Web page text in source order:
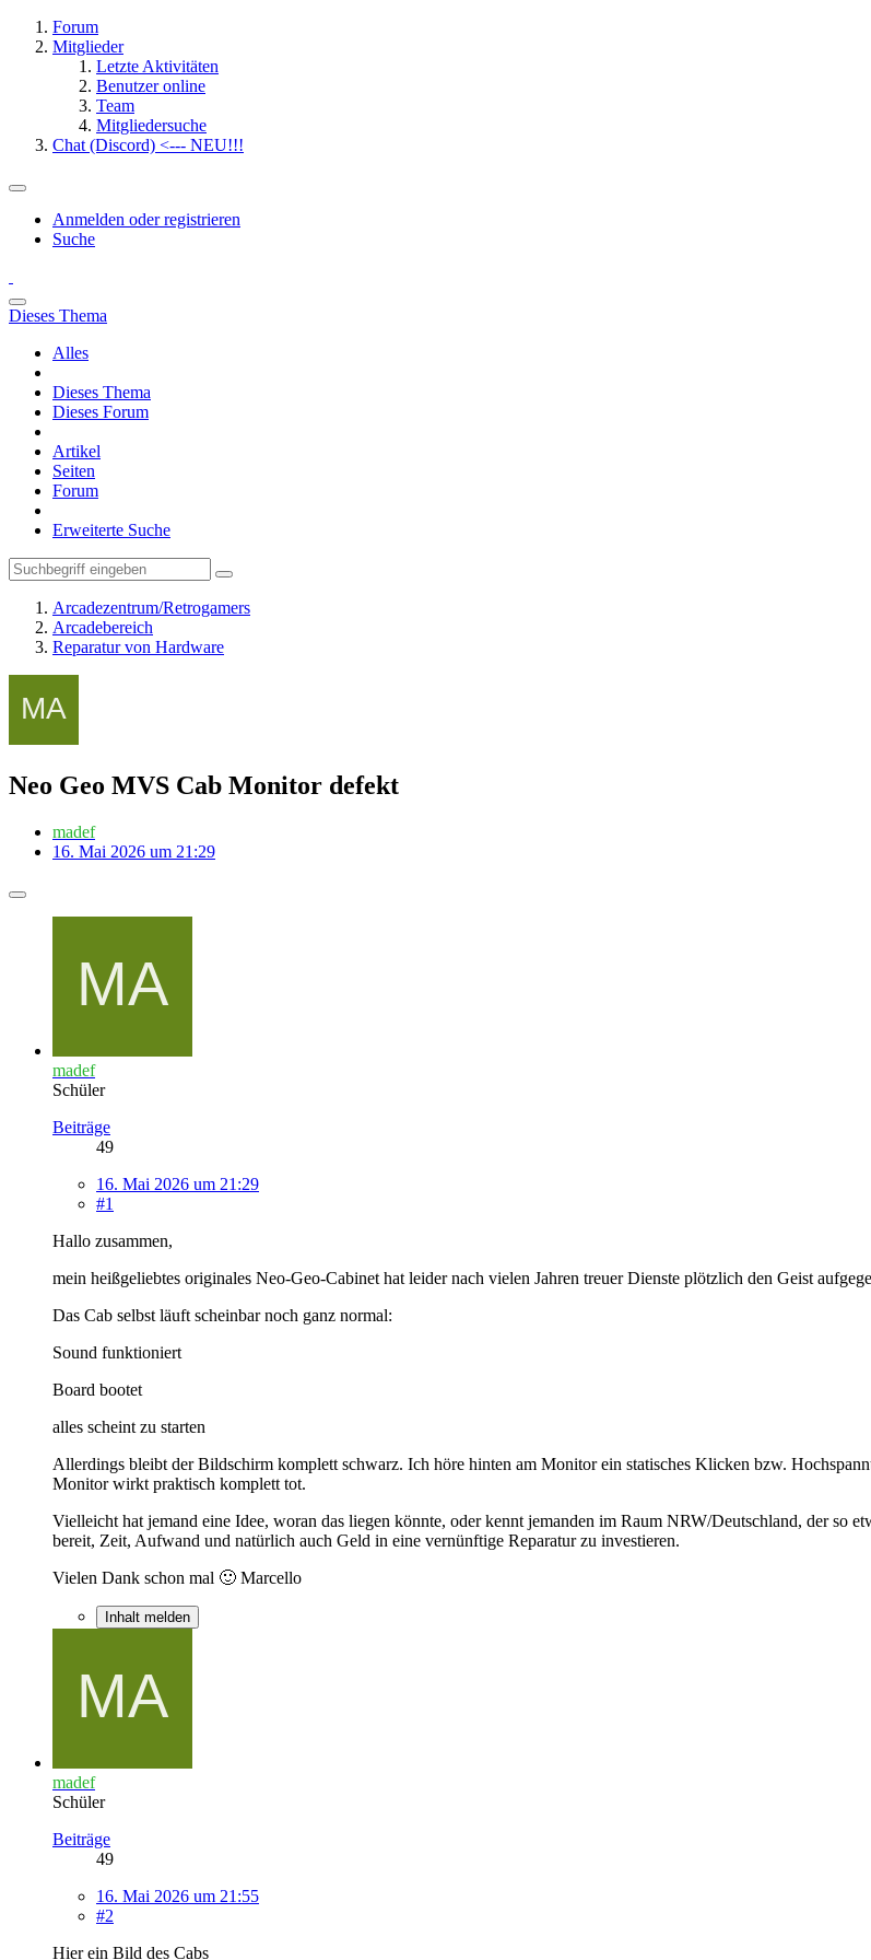
Forum
Mitglieder
Letzte Aktivitäten
Benutzer online
Team
Mitgliedersuche
Chat (Discord) <--- NEU!!!
Anmelden oder registrieren
Suche
Dieses Thema
Alles
Dieses Thema
Dieses Forum
Artikel
Seiten
Forum
Erweiterte Suche
Arcadezentrum/Retrogamers
Arcadebereich
Reparatur von Hardware
Neo Geo MVS Cab Monitor defekt
madef
16. Mai 2026 um 21:29
madef
Schüler
Beiträge
49
16. Mai 2026 um 21:29
#1
Hallo zusammen,
mein heißgeliebtes originales Neo-Geo-Cabinet hat leider nach vielen Jahren treuer Dienste plötzlich den Geist
Das Cab selbst läuft scheinbar noch ganz normal:
Sound funktioniert
Board bootet
alles scheint zu starten
Allerdings bleibt der Bildschirm komplett schwarz. Ich höre hinten am Monitor ein statisches Klicken bzw.
Monitor wirkt praktisch komplett tot.
Vielleicht hat jemand eine Idee, woran das liegen könnte, oder kennt jemanden im Raum NRW/Deutschland, der so
bereit, Zeit, Aufwand und natürlich auch Geld in eine vernünftige Reparatur zu investieren.
Vielen Dank schon mal 🙂 Marcello
Inhalt melden
madef
Schüler
Beiträge
49
16. Mai 2026 um 21:55
#2
Hier ein Bild des Cabs